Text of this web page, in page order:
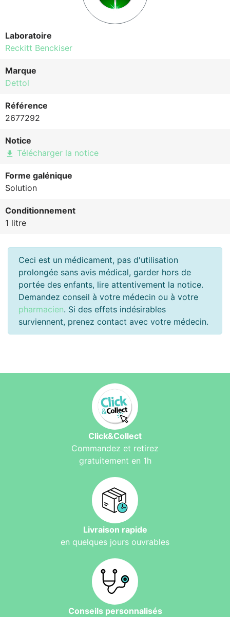
Laboratoire
Reckitt Benckiser
Marque
Dettol
Référence
2677292
Notice
file_download Télécharger la notice
Forme galénique
Solution
Conditionnement
1 litre
Ceci est un médicament, pas d'utilisation
prolongée sans avis médical, garder hors de
portée des enfants, lire attentivement la notice.
Demandez conseil à votre médecin ou à votre
pharmacien. Si des effets indésirables
surviennent, prenez contact avec votre médecin.
Click&Collect
Commandez et retirez
gratuitement en 1h
Livraison rapide
en quelques jours ouvrables
Conseils personnalisés